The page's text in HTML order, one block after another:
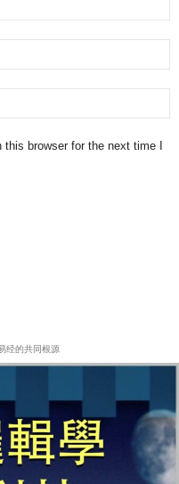
browser for the next time I
经的共同根源